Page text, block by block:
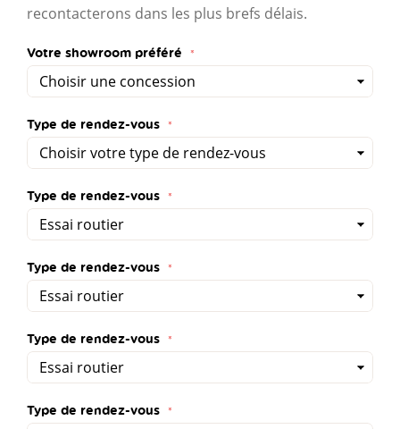
recontacterons dans les plus brefs délais.
Votre showroom préféré
Type de rendez-vous
Type de rendez-vous
Type de rendez-vous
Type de rendez-vous
Type de rendez-vous